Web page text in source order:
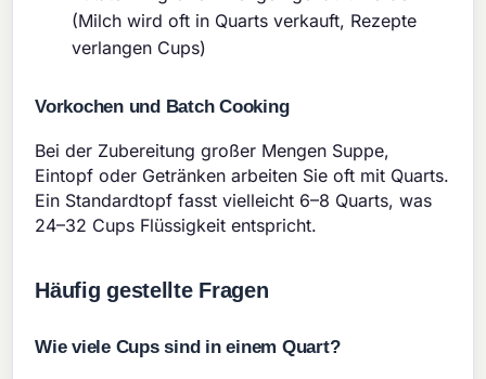
(Milch wird oft in Quarts verkauft, Rezepte
verlangen Cups)
Vorkochen und Batch Cooking
Bei der Zubereitung großer Mengen Suppe,
Eintopf oder Getränken arbeiten Sie oft mit Quarts.
Ein Standardtopf fasst vielleicht 6–8 Quarts, was
24–32 Cups Flüssigkeit entspricht.
Häufig gestellte Fragen
Wie viele Cups sind in einem Quart?